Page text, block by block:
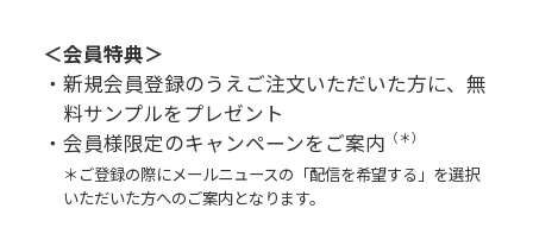
＜会員特典＞
・新規会員登録のうえご注文いただいた方に、無
料サンプルをプレゼント
・会員様限定のキャンペーンをご案内 （＊）
＊ご登録の際にメールニュースの「配信を希望する」を選択
いただいた方へのご案内となります。